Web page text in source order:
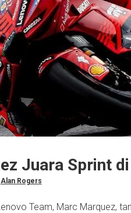
Juara Sprint
Alan Rogers
Team, Marc Marquez,